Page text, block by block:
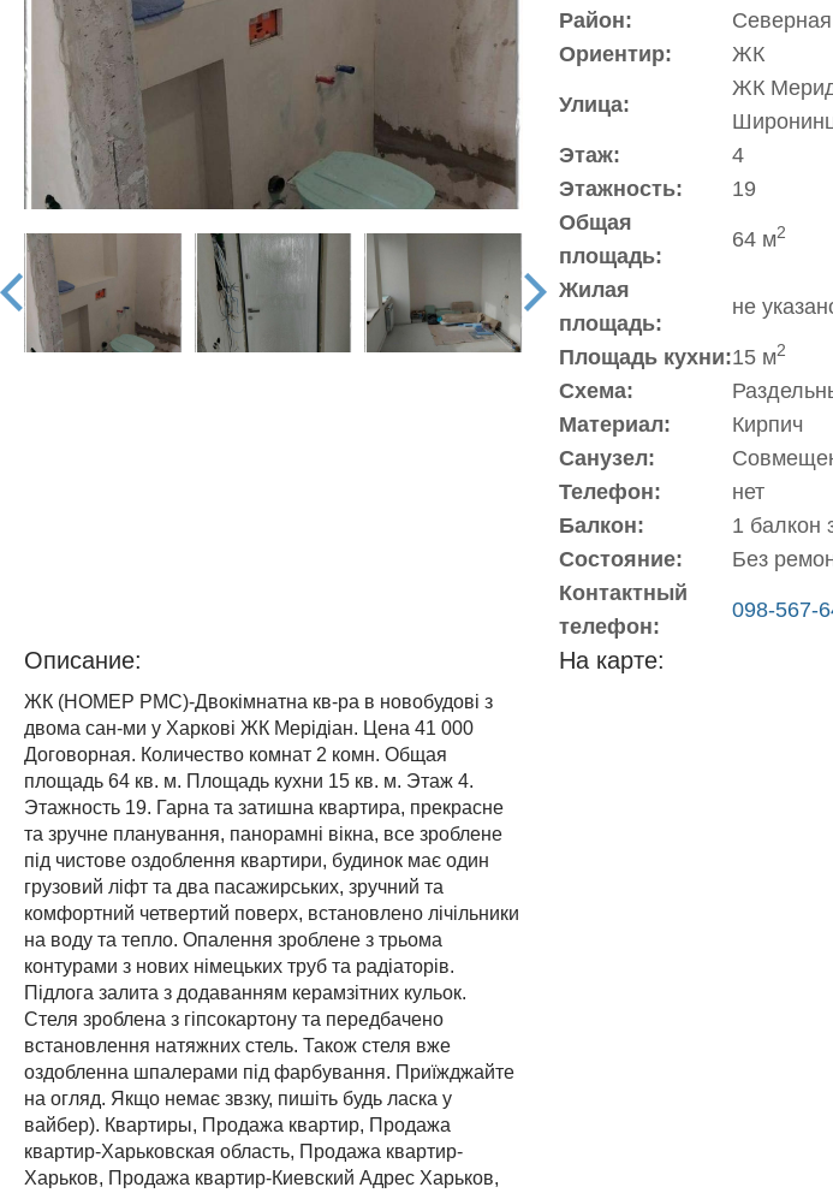
prev
next
Район:
Ориентир:
ЖК
Улица:
ЖК
Этаж:
4
Этажность:
19
Общая
площадь:
64 м2
Жилая
площадь:
не
Площадь кухни:15 м2
Схема:
Материал:
Кирпич
Санузел:
Телефон:
нет
Балкон:
1 балкон
Состояние:
Без
Контактный
телефон:
098-567-
Описание:
ЖК (НОМЕР PMC)-Двокімнатна кв-ра в новобудові з
двома сан-ми у Харкові ЖК Мерідіан. Цена 41 000
Договорная. Количество комнат 2 комн. Общая
площадь 64 кв. м. Площадь кухни 15 кв. м. Этаж 4.
Этажность 19. Гарна та затишна квартира, прекрасне
та зручне планування, панорамні вікна, все зроблене
під чистове оздоблення квартири, будинок має один
грузовий ліфт та два пасажирських, зручний та
комфортний четвертий поверх, встановлено лічільники
на воду та тепло. Опалення зроблене з трьома
контурами з нових німецьких труб та радіаторів.
Підлога залита з додаванням керамзітних кульок.
Стеля зроблена з гіпсокартону та передбачено
встановлення натяжних стель. Також стеля вже
оздобленна шпалерами під фарбування. Приїжджайте
на огляд. Якщо немає звзку, пишіть будь ласка у
вайбер). Квартиры, Продажа квартир, Продажа
квартир-Харьковская область, Продажа квартир-
Харьков, Продажа квартир-Киевский Адрес Харьков,
На карте: